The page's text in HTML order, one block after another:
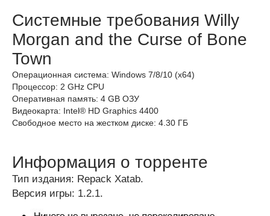
Системные требования Willy
Morgan and the Curse of Bone
Town
Операционная система: Windows 7/8/10 (x64)
Процессор: 2 GHz CPU
Оперативная память: 4 GB ОЗУ
Видеокарта: Intel® HD Graphics 4400
Свободное место на жестком диске: 4.30 ГБ
Информация о торренте
Тип издания: Repack Xatab.
Версия игры: 1.2.1.